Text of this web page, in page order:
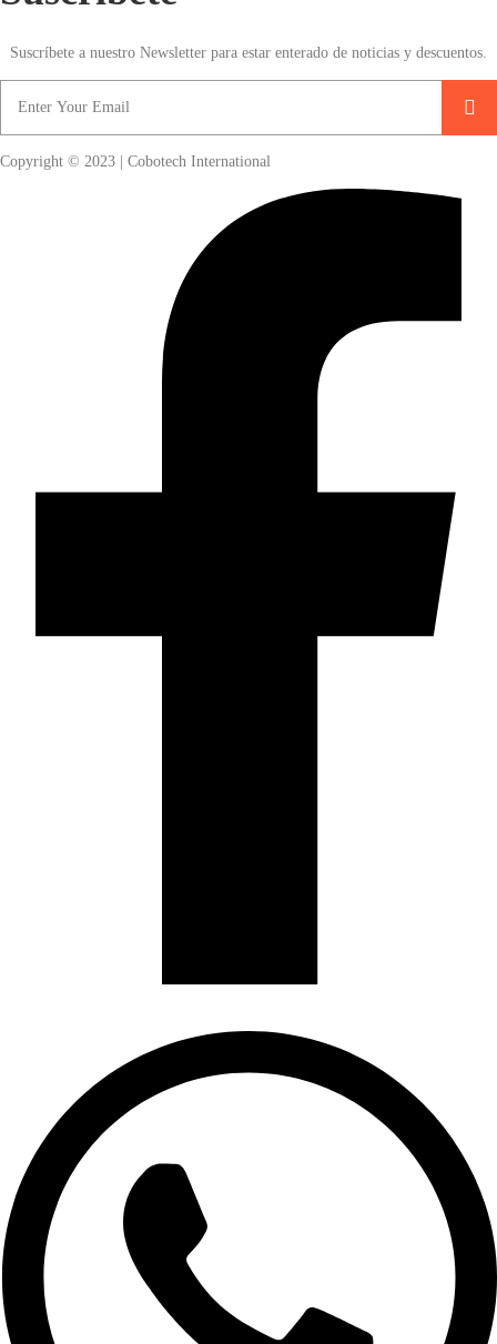
Suscríbete a nuestro Newsletter para estar enterado de noticias y descuentos.
Copyright © 2023 | Cobotech International